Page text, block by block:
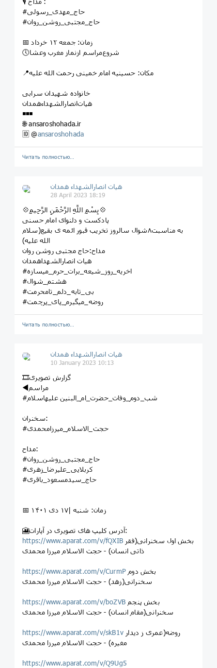
#حاج_مهدی_رسولی
#حاج_مجتبی_روشن_روان
📅 زمان: جمعه ۱۲ خرداد
🕔شروع‌مراسم ازنماز مغرب وعشا
📍مکان: حسینیه امام خمینی رحمت الله علیه
خانواده شهیدان سرابی
هیات‌انصارالشهداءهمدان
◾️◾️◾️
🌐 ansaroshohada.ir
🆔 @ansaroshohada
Читать полностью…
هیات انصارالشهداء همدان
28 April 2023 18:19
💠بِسْمِ اللَّهِ الرَّحْمَنِ الرَّحِیمِ💠
پادکست و دلنوای امام حسنی
به مناسبت۸شوال سالروز تخریب قبور ائمه ی بقیع(سلام
الله علیه)
مداح:حاج مجتبی روشن روان
هیات انصارالشهداهمدان
#اخریه_روز_شیعه_برات_حرم_میسازه
#هشتم_شوال
#بی_تابه_دلم_تامحرمت
#روضه_میگیرم_پای_پرچمت
Читать полностью…
هیات انصارالشهداء همدان
10 January 2023 10:13
🎞گزارش تصویری
◀️مراسم
#شب_دوم_وفات_حضرت_ام_البنین علیهاسلام
سخنران:
#حجت_الاسلام_میرزامحمدی
مداح:
#حاج_مجتبی_روشن_روان
#کربلایی_علیرضا_زهری
#حاج_سیدمسعود_باقری
📅 زمان: شنبه |۱۷ دی ۱۴۰۱
🎦آدرس کلیپ های تصویری در آپارات:
https://www.aparat.com/v/fQXIB
ذاتی انسان) - حجت الاسلام میرزا محمدی
https://www.aparat.com/v/CurmP
سخنرانی(زهد) - حجت الاسلام میرزا محمدی
https://www.aparat.com/v/boZVB
سخنرانی(مقام انسان) - حجت الاسلام میرزا محمدی
https://www.aparat.com/v/skB1v
مغیره) - حجت الاسلام میرزا محمدی
https://www.aparat.com/v/Q9Ug5